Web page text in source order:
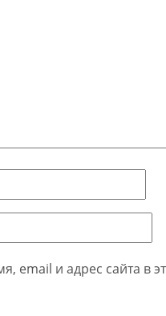
email и адрес сайта в